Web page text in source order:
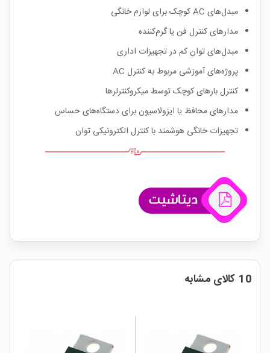
مبدل‌های AC کوچک برای لوازم خانگی
مدارهای کنترل فن یا گرم‌کننده
مبدل‌های توان کم در تجهیزات اداری
پروژه‌های آموزشی مربوط به کنترل AC
کنترل بارهای کوچک توسط میکروکنترلرها
مدارهای محافظ یا ایزولاسیون برای دستگاه‌های حساس
تجهیزات خانگی هوشمند با کنترل الکترونیکی توان
10 کالای مشابه